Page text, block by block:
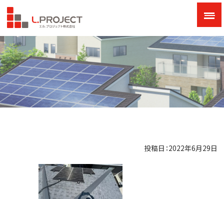
投稿日：2022年6月29日